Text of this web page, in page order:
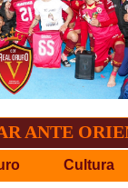
ORIENTE
Cultura